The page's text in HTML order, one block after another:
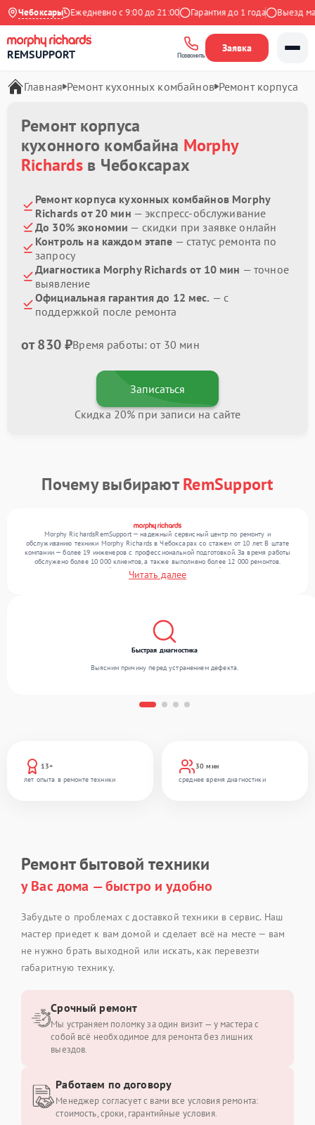
Чебоксары
на Яндекс Ежедневно с 9:00 до 21:00 Гарантия до 1 года Выезд
REMSUPPORT Позвонить
Заявка
Главная Ремонт кухонных комбайнов Ремонт корпуса
Ремонт корпуса
кухонного комбайна Morphy
Richardsв Чебоксарах
Ремонт корпуса кухонных комбайнов Morphy
Richards от 20 мин — экспресс-обслуживание
До 30% экономии — скидки при заявке онлайн
Контроль на каждом этапе — статус ремонта по
запросу
Диагностика Morphy Richards от 10 мин — точное
выявление
Официальная гарантия до 12 мес. — с
поддержкой после ремонта
от 830 ₽Время работы: от 30 мин
Записаться
Скидка 20% при записи на сайте
Почему выбираютRemSupport
Morphy RichardsRemSupport — надежный сервисный центр по ремонту и
обслуживанию техники Morphy Richards в Чебоксарах со стажем от 10 лет. В штате
компании — более 19 инженеров с профессиональной подготовкой. За время работы
обслужено более 10 000 клиентов, а также выполнено более 12 000 ремонтов.
Ежемесячно в сервисный центр поступает более 300 устройств, включая , , . Мы
работаем с широким спектром неисправностей и предлагаем стабильный уровень
Читать далее
13+
лет опыта в ремонте техники
30 мин
среднее время диагностики
Быстрая диагностика
Выясним причину перед устранением дефекта.
Ремонт бытовой техники
у Вас дома — быстро и удобно
Забудьте о проблемах с доставкой техники в сервис. Наш
мастер приедет к вам домой и сделает всё на месте — вам
не нужно брать выходной или искать, как перевезти
габаритную технику.
Срочный ремонт
Мы устраняем поломку за один визит — у мастера с
собой всё необходимое для ремонта без лишних
выездов.
Работаем по договору
Менеджер согласует с вами все условия ремонта:
стоимость, сроки, гарантийные условия.